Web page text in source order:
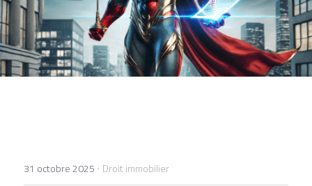
Droit social
Droit de la copropriété
Ressources
Contact
31 octobre 2025 · Droit immobilier